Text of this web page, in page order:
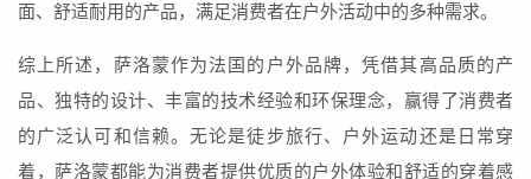
面、舒适耐用的产品，满足消费者在户外活动中的多种需求。
综上所述，萨洛蒙作为法国的户外品牌，凭借其高品质的产
品、独特的设计、丰富的技术经验和环保理念，赢得了消费者
的广泛认可和信赖。无论是徒步旅行、户外运动还是日常穿
着，萨洛蒙都能为消费者提供优质的户外体验和舒适的穿着感